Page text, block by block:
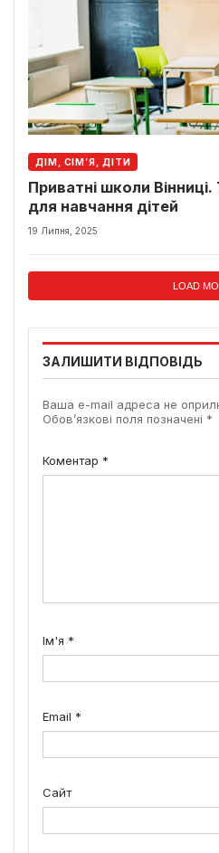
ДІМ, СІМ’Я, ДІТИ
Приватні школи
для навчання дітей
19 Липня, 2025
LOAD
ЗАЛИШИТИ ВІДПОВІДЬ
Ваша e-mail адреса не
Обов’язкові поля позначені *
Коментар *
Ім'я *
Email *
Сайт